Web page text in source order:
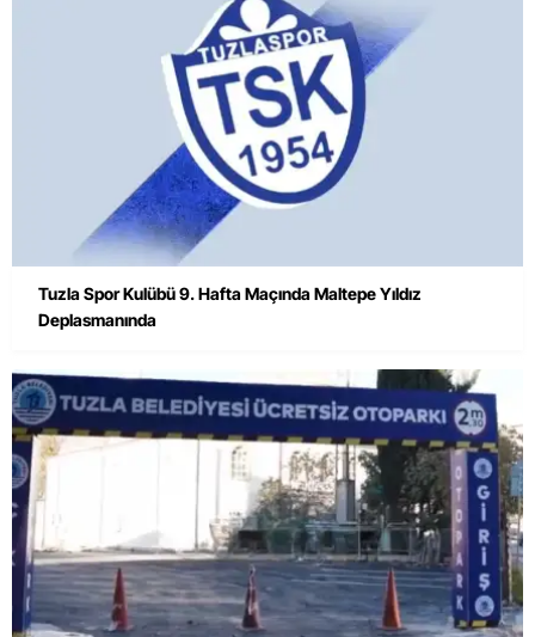
Tuzla Spor Kulübü 9. Hafta Maçında Maltepe Yıldız
Deplasmanında